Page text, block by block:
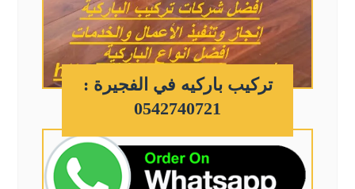
تركيب باركيه في الفجيرة :
0542740721